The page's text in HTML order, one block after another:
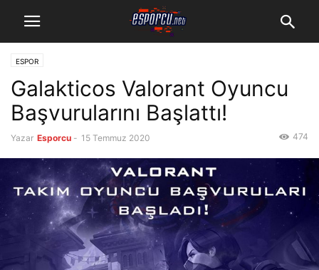
ESPOR
Galakticos Valorant Oyuncu
Başvurularını Başlattı!
Yazar Esporcu - 15 Temmuz 2020 474